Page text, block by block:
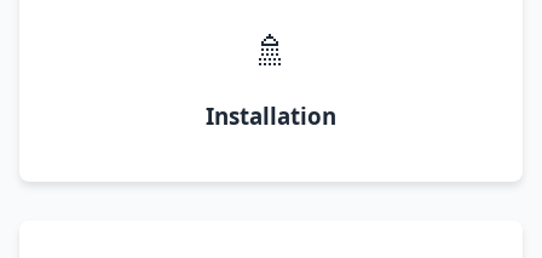
🚿
Installation